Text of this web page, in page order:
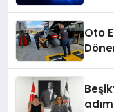
Oto